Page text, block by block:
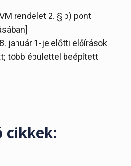
rendelet 2. § b) pont
január 1-je előtti előírások
több épülettel beépített
cikkek: